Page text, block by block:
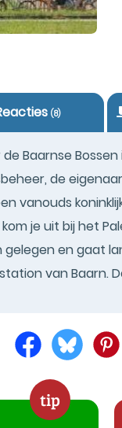
(8)
Baarnse
de
vanouds
je uit bij het
en gaat
van Baarn.
tip